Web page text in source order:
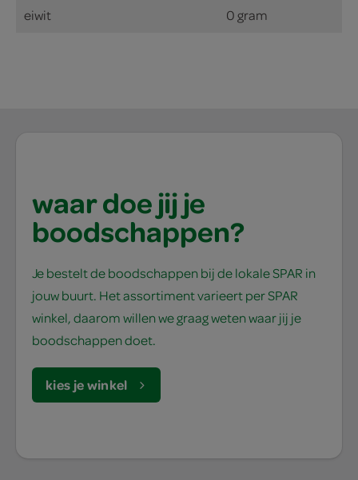
eiwit 0 gram
waar doe jij je
boodschappen?
Je bestelt de boodschappen bij de lokale SPAR in
jouw buurt. Het assortiment varieert per SPAR
winkel, daarom willen we graag weten waar jij je
boodschappen doet.
kies je winkel